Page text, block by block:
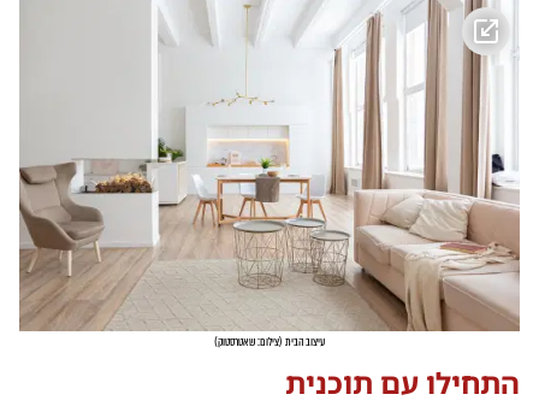
עיצוב הבית (צילום: שאטרסטוק)
התחילו עם תוכנית